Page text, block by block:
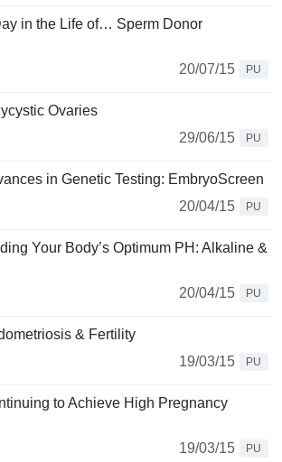
in the Life of… Sperm Donor
20/07/15
PU
Ovaries
29/06/15
PU
in Genetic Testing: EmbryoScreen
20/04/15
PU
Your Body’s Optimum PH: Alkaline &
20/04/15
PU
& Fertility
19/03/15
PU
to Achieve High Pregnancy
19/03/15
PU